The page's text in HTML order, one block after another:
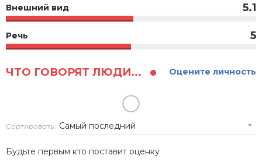
Внешний вид 5.1
Речь 5
ЧТО ГОВОРЯТ ЛЮДИ... Оцените личность
Сортировать:
Будьте первым кто поставит оценку